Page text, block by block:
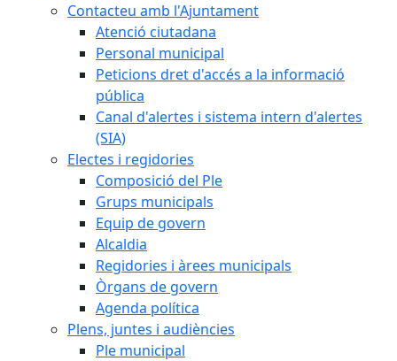
Contacteu amb l'Ajuntament
Atenció ciutadana
Personal municipal
Peticions dret d'accés a la informació
pública
Canal d'alertes i sistema intern d'alertes
(SIA)
Electes i regidories
Composició del Ple
Grups municipals
Equip de govern
Alcaldia
Regidories i àrees municipals
Òrgans de govern
Agenda política
Plens, juntes i audiències
Ple municipal